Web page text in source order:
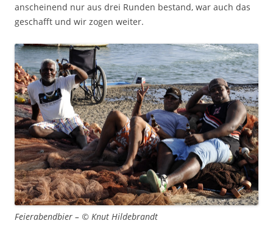
anscheinend nur aus drei Runden bestand, war auch das
geschafft und wir zogen weiter.
Feierabendbier – © Knut Hildebrandt